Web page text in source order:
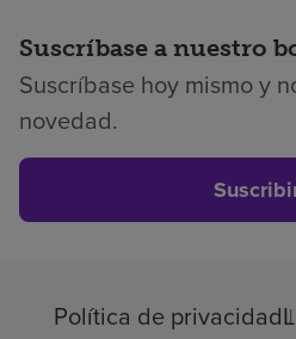
Suscríbase a nuestro
Suscríbase hoy mismo y
novedad.
Política de privacidad